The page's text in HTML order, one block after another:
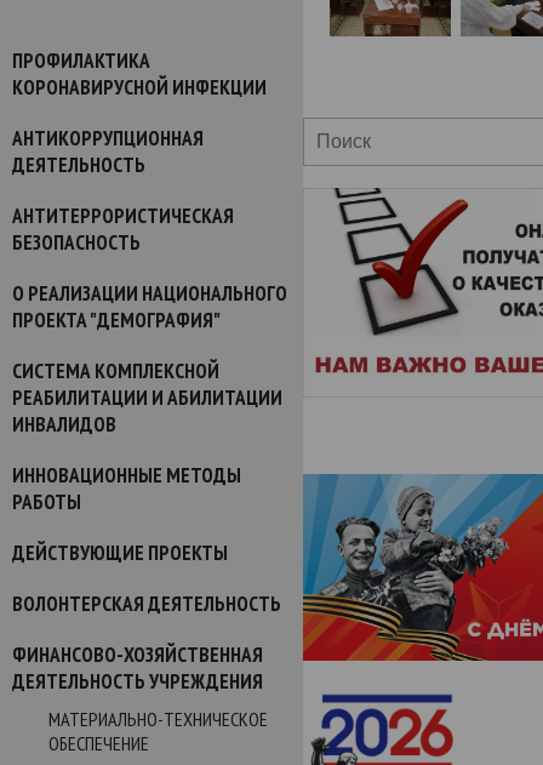
ПРОФИЛАКТИКА
КОРОНАВИРУСНОЙ ИНФЕКЦИИ
АНТИКОРРУПЦИОННАЯ
ДЕЯТЕЛЬНОСТЬ
АНТИТЕРРОРИСТИЧЕСКАЯ
БЕЗОПАСНОСТЬ
О РЕАЛИЗАЦИИ НАЦИОНАЛЬНОГО
ПРОЕКТА "ДЕМОГРАФИЯ"
СИСТЕМА КОМПЛЕКСНОЙ
РЕАБИЛИТАЦИИ И АБИЛИТАЦИИ
ИНВАЛИДОВ
ИННОВАЦИОННЫЕ МЕТОДЫ
РАБОТЫ
ДЕЙСТВУЮЩИЕ ПРОЕКТЫ
ВОЛОНТЕРСКАЯ ДЕЯТЕЛЬНОСТЬ
ФИНАНСОВО-ХОЗЯЙСТВЕННАЯ
ДЕЯТЕЛЬНОСТЬ УЧРЕЖДЕНИЯ
МАТЕРИАЛЬНО-ТЕХНИЧЕСКОЕ
ОБЕСПЕЧЕНИЕ